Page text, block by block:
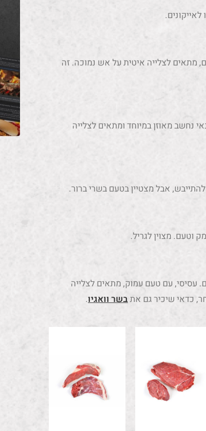
מתאים לצלייה איטית על אש נמוכה. זה
נחשב מאוזן במיוחד ומתאים לצלייה
להתייבש, אבל מצטיין בטעם בשרי ברור.
וטעם. מצוין לגריל.
עסיסי, עם טעם עמוק, מתאים לצלייה
כדאי שיכיר גם אתבשר וואגיו.